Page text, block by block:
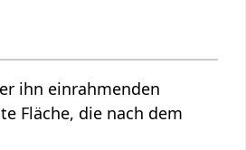
ihn einrahmenden
Fläche, die nach dem